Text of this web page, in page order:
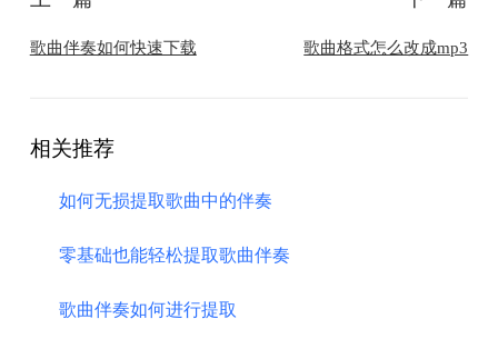
​歌曲伴奏如何快速下载 ​歌曲格式怎么改成mp3
相关推荐
如何无损提取歌曲中的伴奏
零基础也能轻松提取歌曲伴奏
歌曲伴奏如何进行提取